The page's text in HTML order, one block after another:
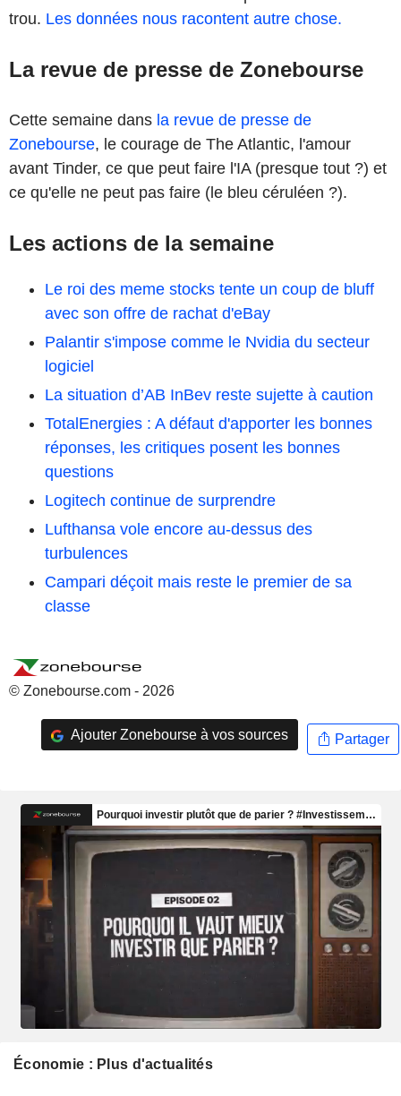
trou. Les données nous racontent autre chose.
La revue de presse de Zonebourse
Cette semaine dans la revue de presse de
Zonebourse, le courage de The Atlantic, l'amour
avant Tinder, ce que peut faire l'IA (presque tout ?) et
ce qu'elle ne peut pas faire (le bleu céruléen ?).
Les actions de la semaine
Le roi des meme stocks tente un coup de bluff
avec son offre de rachat d'eBay
Palantir s'impose comme le Nvidia du secteur
logiciel
La situation d’AB InBev reste sujette à caution
TotalEnergies : A défaut d'apporter les bonnes
réponses, les critiques posent les bonnes
questions
Logitech continue de surprendre
Lufthansa vole encore au-dessus des
turbulences
Campari déçoit mais reste le premier de sa
classe
© Zonebourse.com - 2026
Ajouter Zonebourse à vos sources Partager
Économie : Plus d'actualités